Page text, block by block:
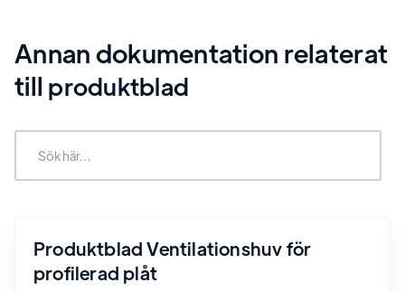
Annan dokumentation relaterat
till produktblad
Produktblad Ventilationshuv för
profilerad plåt